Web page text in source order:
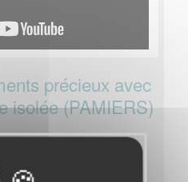
précieux avec
isolée (PAMIERS)
Pauvres d'Occitanie